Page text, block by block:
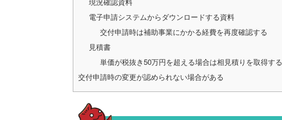
電子申請システムからダウンロードする資料
交付申請時は補助事業にかかる経費を再度確認する
見積書
単価が税抜き50万円を超える場合は相見積りを取得する
交付申請時の変更が認められない場合がある